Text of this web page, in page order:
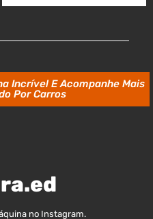
Incrível E Acompanhe Mais
Por Carros
no Instagram.